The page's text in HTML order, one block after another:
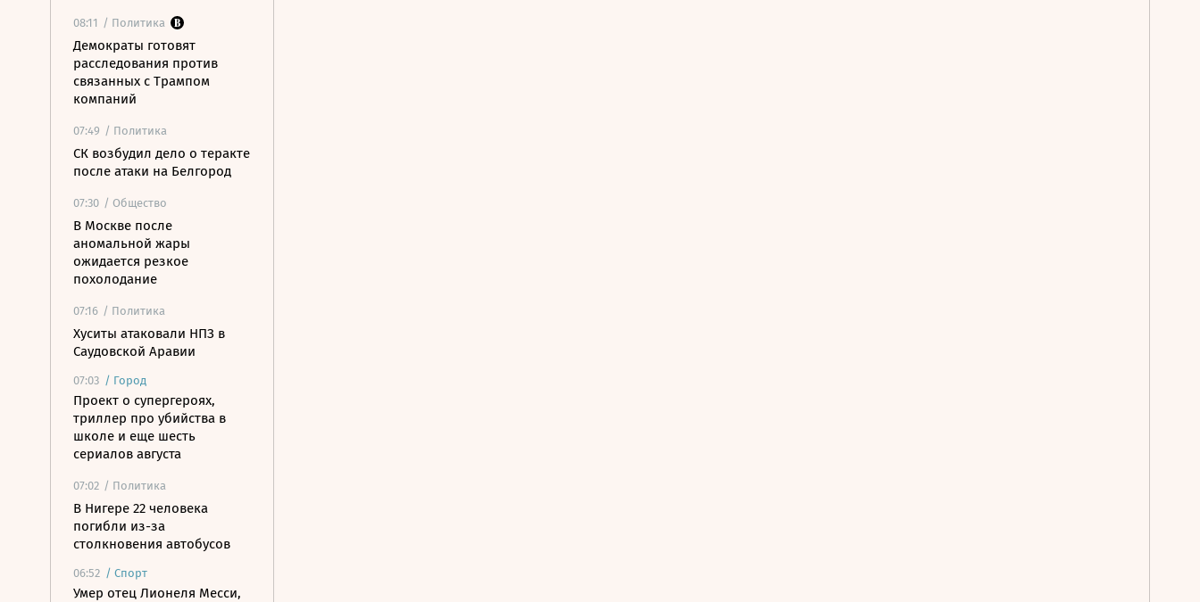
08:11 / Политика
Демократы готовят
расследования против
связанных с Трампом
компаний
07:49 / Политика
СК возбудил дело о теракте
после атаки на Белгород
07:30 / Общество
В Москве после
аномальной жары
ожидается резкое
похолодание
07:16 / Политика
Хуситы атаковали НПЗ в
Саудовской Аравии
07:03 / Город
Проект о супергероях,
триллер про убийства в
школе и еще шесть
сериалов августа
07:02 / Политика
В Нигере 22 человека
погибли из-за
столкновения автобусов
06:52 / Спорт
Умер отец Лионеля Месси,